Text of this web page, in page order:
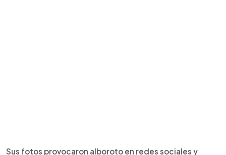
Sus fotos provocaron alboroto en redes sociales y